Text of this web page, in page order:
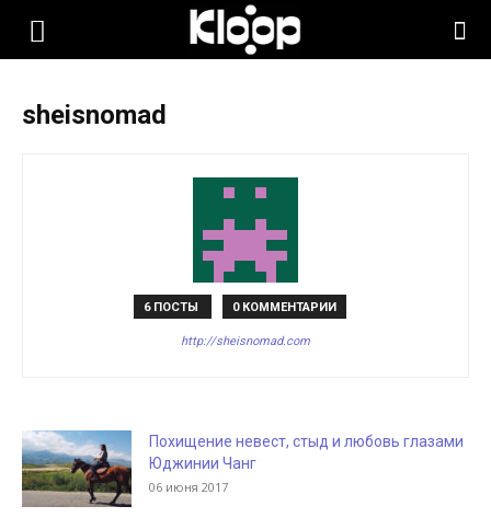
KLOOP.KG
sheisnomad
6 ПОСТЫ 0 КОММЕНТАРИИ
http://sheisnomad.com
Похищение невест, стыд и любовь глазами
Юджинии Чанг
06 июня 2017